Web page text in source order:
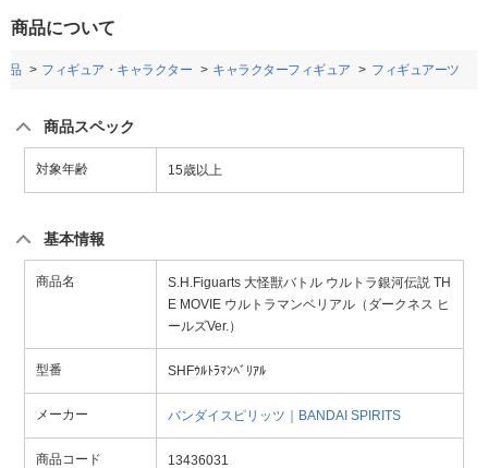
商品について
品 フィギュア・キャラクター キャラクターフィギュア フィギュアーツ
商品スペック
対象年齢 15歳以上
基本情報
商品名
S.H.Figuarts 大怪獣バトル ウルトラ銀河伝説 TH
E MOVIE ウルトラマンベリアル（ダークネス ヒ
ールズVer.）
型番 SHFｳﾙﾄﾗﾏﾝﾍﾞﾘｱﾙ
メーカー バンダイスピリッツ｜BANDAI SPIRITS
商品コード 13436031